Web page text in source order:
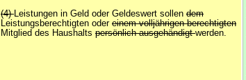
(4)Leistungen in Geld oder Geldeswert sollen dem
Leistungsberechtigten oder einem volljährigen berechtigten
Mitglied des Haushalts persönlich ausgehändigtwerden.